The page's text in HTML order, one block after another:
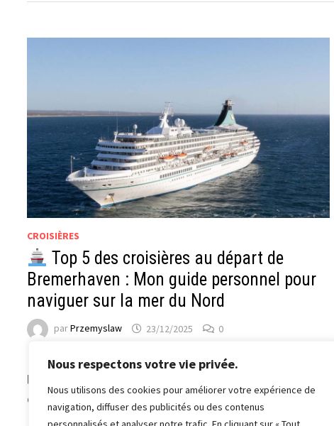
Nous respectons votre vie privée.
Nous utilisons des cookies pour améliorer votre expérience de
navigation, diffuser des publicités ou des contenus
CROISIÈRES
Top 5 des croisières au départ de
Bremerhaven : Mon guide personnel pour
naviguer sur la mer du Nord
parPrzemyslaw 23/12/2025 0
Bremerhaven. Rien que le nom évoque les embruns salés,
les cargos géants à l’horizon et les mouettes qui crient
dans le vent. Cette ville portuaire …